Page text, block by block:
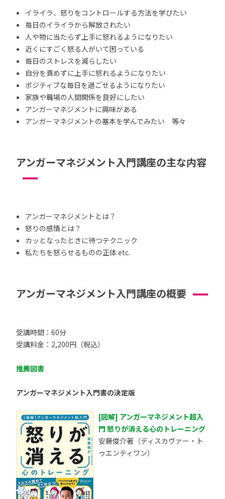
イライラ、怒りをコントロールする方法を学びたい
毎日のイライラから解放されたい
人や物に当たらず上手に怒れるようになりたい
近くにすごく怒る人がいて困っている
毎日のストレスを減らしたい
自分を責めずに上手に怒れるようになりたい
ポジティブな毎日を過ごせるようになりたい
家族や職場の人間関係を良好にしたい
アンガーマネジメントに興味がある
アンガーマネジメントの基本を学んでみたい 等々
アンガーマネジメント入門講座の主な内容
アンガーマネジメントとは？
怒りの感情とは？
カッとなったときに待つテクニック
私たちを怒らせるものの正体 etc.
アンガーマネジメント入門講座の概要
受講時間：60分
受講料金：2,200円（税込）
推薦図書
アンガーマネジメント入門書の決定版
[図解] アンガーマネジメント超入
門 怒りが消える心のトレーニング
安藤俊介著（ディスカヴァー・ト
ゥエンティワン）